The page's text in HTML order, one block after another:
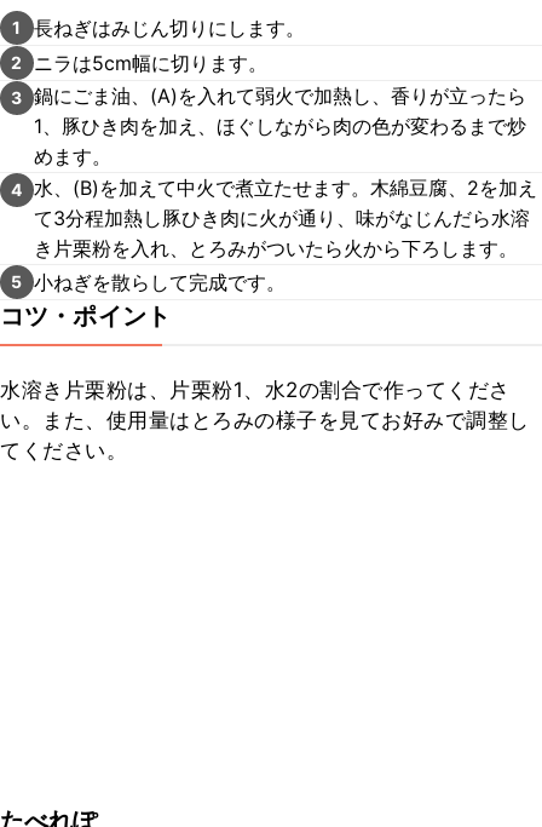
1 長ねぎはみじん切りにします。
2 ニラは5cm幅に切ります。
3 鍋にごま油、(A)を入れて弱火で加熱し、香りが立ったら
1、豚ひき肉を加え、ほぐしながら肉の色が変わるまで炒
めます。
4 水、(B)を加えて中火で煮立たせます。木綿豆腐、2を加え
て3分程加熱し豚ひき肉に火が通り、味がなじんだら水溶
き片栗粉を入れ、とろみがついたら火から下ろします。
5 小ねぎを散らして完成です。
コツ・ポイント
水溶き片栗粉は、片栗粉1、水2の割合で作ってくださ
い。また、使用量はとろみの様子を見てお好みで調整し
てください。
たべれぽ